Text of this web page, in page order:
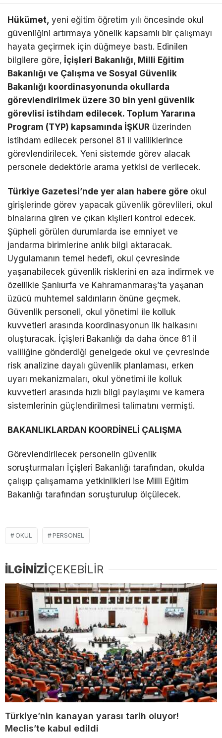
Hükümet, yeni eğitim öğretim yılı öncesinde okul
güvenliğini artırmaya yönelik kapsamlı bir çalışmayı
hayata geçirmek için düğmeye bastı. Edinilen
bilgilere göre, İçişleri Bakanlığı, Milli Eğitim
Bakanlığı ve Çalışma ve Sosyal Güvenlik
Bakanlığı koordinasyonunda okullarda
görevlendirilmek üzere 30 bin yeni güvenlik
görevlisi istihdam edilecek. Toplum Yararına
Program (TYP) kapsamında İŞKUR üzerinden
istihdam edilecek personel 81 il valiliklerince
görevlendirilecek. Yeni sistemde görev alacak
personele dedektörle arama yetkisi de verilecek.
Türkiye Gazetesi’nde yer alan habere göre okul
girişlerinde görev yapacak güvenlik görevlileri, okul
binalarına giren ve çıkan kişileri kontrol edecek.
Şüpheli görülen durumlarda ise emniyet ve
jandarma birimlerine anlık bilgi aktaracak.
Uygulamanın temel hedefi, okul çevresinde
yaşanabilecek güvenlik risklerini en aza indirmek ve
özellikle Şanlıurfa ve Kahramanmaraş’ta yaşanan
üzücü muhtemel saldırıların önüne geçmek.
Güvenlik personeli, okul yönetimi ile kolluk
kuvvetleri arasında koordinasyonun ilk halkasını
oluşturacak. İçişleri Bakanlığı da daha önce 81 il
valiliğine gönderdiği genelgede okul ve çevresinde
risk analizine dayalı güvenlik planlaması, erken
uyarı mekanizmaları, okul yönetimi ile kolluk
kuvvetleri arasında hızlı bilgi paylaşımı ve kamera
sistemlerinin güçlendirilmesi talimatını vermişti.
BAKANLIKLARDAN KOORDİNELİ ÇALIŞMA
Görevlendirilecek personelin güvenlik
soruşturmaları İçişleri Bakanlığı tarafından, okulda
çalışıp çalışamama yetkinlikleri ise Milli Eğitim
Bakanlığı tarafından soruşturulup ölçülecek.
OKUL PERSONEL
İLGİNİZİÇEKEBİLİR
Türkiye’nin kanayan yarası tarih oluyor!
Meclis’te kabul edildi